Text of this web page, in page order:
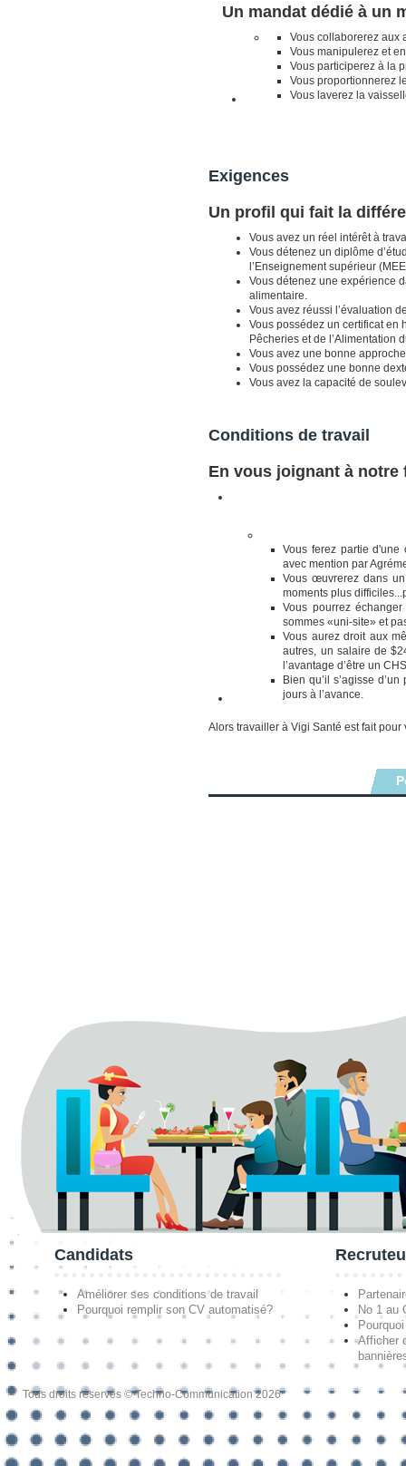
Un mandat dédié à un
Vous collaborerez aux
Vous manipulerez et
Vous participerez à la
Vous proportionnerez
Vous laverez la
Exigences
Un profil qui fait la
Vous avez un réel intérêt à
Vous détenez un diplôme
l’Enseignement supérieur
Vous détenez une expérience
alimentaire.
Vous avez réussi l’évaluation
Vous possédez un certificat en
Pêcheries et de l’Alimentation
Vous avez une bonne
Vous possédez une bonne
Vous avez la capacité de
Conditions de travail
En vous joignant à
Vous ferez partie d'une
avec mention par
Vous œuvrerez dans
moments plus
Vous pourrez
sommes «uni-site» et
Vous aurez droit aux
autres, un salaire de
l’avantage d’être un
Bien qu’il s’agisse
jours à l’avance.
Alors travailler à Vigi Santé est fait pour
Candidats
Améliorer ses conditions de travail
Pourquoi remplir son CV automatisé?
No 1 au
Afficher
Tous droits réservés © Techno-Communication 2026